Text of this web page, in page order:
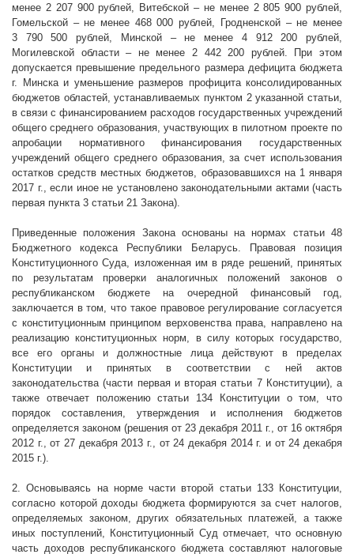
менее 2 207 900 рублей, Витебской – не менее 2 805 900 рублей,
Гомельской – не менее 468 000 рублей, Гродненской – не менее
3 790 500 рублей, Минской – не менее 4 912 200 рублей,
Могилевской области – не менее 2 442 200 рублей. При этом
допускается превышение предельного размера дефицита бюджета
г. Минска и уменьшение размеров профицита консолидированных
бюджетов областей, устанавливаемых пунктом 2 указанной статьи,
в связи с финансированием расходов государственных учреждений
общего среднего образования, участвующих в пилотном проекте по
апробации нормативного финансирования государственных
учреждений общего среднего образования, за счет использования
остатков средств местных бюджетов, образовавшихся на 1 января
2017 г., если иное не установлено законодательными актами (часть
первая пункта 3 статьи 21 Закона).
Приведенные положения Закона основаны на нормах статьи 48
Бюджетного кодекса Республики Беларусь. Правовая позиция
Конституционного Суда, изложенная им в ряде решений, принятых
по результатам проверки аналогичных положений законов о
республиканском бюджете на очередной финансовый год,
заключается в том, что такое правовое регулирование согласуется
с конституционным принципом верховенства права, направлено на
реализацию конституционных норм, в силу которых государство,
все его органы и должностные лица действуют в пределах
Конституции и принятых в соответствии с ней актов
законодательства (части первая и вторая статьи 7 Конституции), а
также отвечает положению статьи 134 Конституции о том, что
порядок составления, утверждения и исполнения бюджетов
определяется законом (решения от 23 декабря 2011 г., от 16 октября
2012 г., от 27 декабря2013 г., от 24 декабря 2014 г. и от 24 декабря
2015 г.).
2. Основываясь на норме части второй статьи 133 Конституции,
согласно которой доходы бюджета формируются за счет налогов,
определяемых законом, других обязательных платежей, а также
иных поступлений, Конституционный Суд отмечает, что основную
часть доходов республиканского бюджета составляют налоговые